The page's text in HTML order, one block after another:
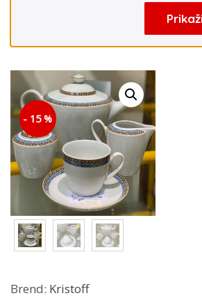
- 15 %
Brend: Kristoff